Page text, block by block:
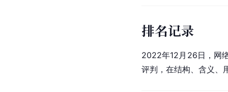
排名记录
2022年12月26日，网
评判，在结构、含义、